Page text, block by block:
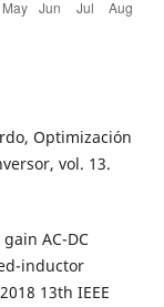
Optimización
vol. 13.
AC-DC
inductor
13th IEEE